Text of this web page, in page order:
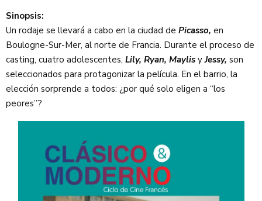
Sinopsis:
Un rodaje se llevará a cabo en la ciudad de Picasso, en
Boulogne-Sur-Mer, al norte de Francia. Durante el proceso de
casting, cuatro adolescentes, Lily, Ryan, Maylis yJessy, son
seleccionados para protagonizar la película. En el barrio, la
elección sorprende a todos: ¿por qué solo eligen a “los
peores”?